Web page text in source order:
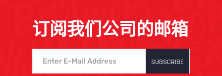
订阅我们公司的邮箱
SUBSCRIBE